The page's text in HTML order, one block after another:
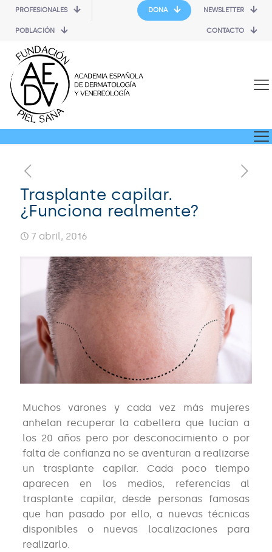
PROFESIONALES
POBLACIÓN
DONA NEWSLETTER
CONTACTO
Trasplante capilar.
¿Funciona realmente?
7 abril, 2016
Muchos varones y cada vez más mujeres
anhelan recuperar la cabellera que lucían a
los 20 años pero por desconocimiento o por
falta de confianza no se aventuran a realizarse
un trasplante capilar. Cada poco tiempo
aparecen en los medios, referencias al
trasplante capilar, desde personas famosas
que han pasado por ello, a nuevas técnicas
disponibles o nuevas localizaciones para
realizarlo.